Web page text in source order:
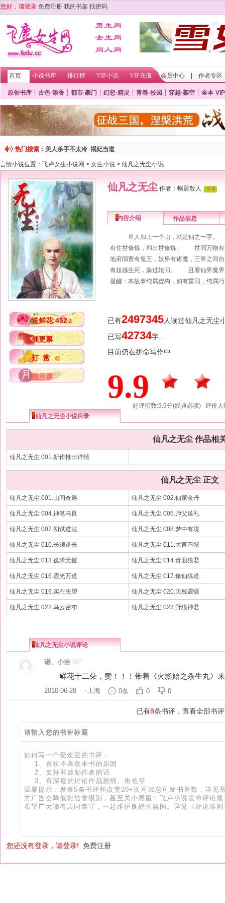
您好，请登录 免费注册 我的书架 找密码
首页 小说书库 排行榜 VIP小说 VIP充值 会员中心 作者专区
原创书库 ┊ 古色·添香 ┊ 都市·豪门 ┊ 幻想·精灵 ┊ 青春·校园 ┊ 穿越·架空 ┊ 全本·VIP
热门搜索： 美人杀手不太冷 祸妃当道
言情小说位置： 飞卢女生小说网 > 女生小说 > 仙凡之无尘小说
送鲜花:452朵
催更票
打 赏
投月票
仙凡之无尘 作者： 蜗居散人
内容介绍 作品信息
单人加上一个山，就是仙之一字
有住世修炼，和出世修炼。 世间万物
地府阴曹有鬼王，妖界有诸魔，三界之
有超越生死，躲过轮回。 且看仙界魔
提醒：本故事纯属虚构，如有雷同，纯属
已有2497345人读过仙凡之无尘
已写42734字...
目前仍在拼命写作中...
9.9
好评指数:9.9分(经典必读) 评价人
仙凡之无尘小说目录
仙凡之无尘 作品相
仙凡之无尘 001.新作推出详情
仙凡之无尘 正文
仙凡之无尘 001.山间奇遇 仙凡之无尘 002.仙家金丹
仙凡之无尘 004.神笔马良 仙凡之无尘 005.师父送礼
仙凡之无尘 007.初试道法 仙凡之无尘 008.梦中有境
仙凡之无尘 010.长须道长 仙凡之无尘 011.大言不惭
仙凡之无尘 013.孤求无援 仙凡之无尘 014.青面狼君
仙凡之无尘 016.霞光万道 仙凡之无尘 017.修仙练道
仙凡之无尘 019.实在失望 仙凡之无尘 020.天残震慑
仙凡之无尘 022.乌云密布 仙凡之无尘 023.野狼神君
仙凡之无尘小说评论
诺、小吉 VIP
鲜花十二朵，赞！！！带着《火影始之杀生丸》来
2010-06-28 · 上海 0条 0 0
已有8条书评，查看全部书
您还没有登录，请登录! 免费注册